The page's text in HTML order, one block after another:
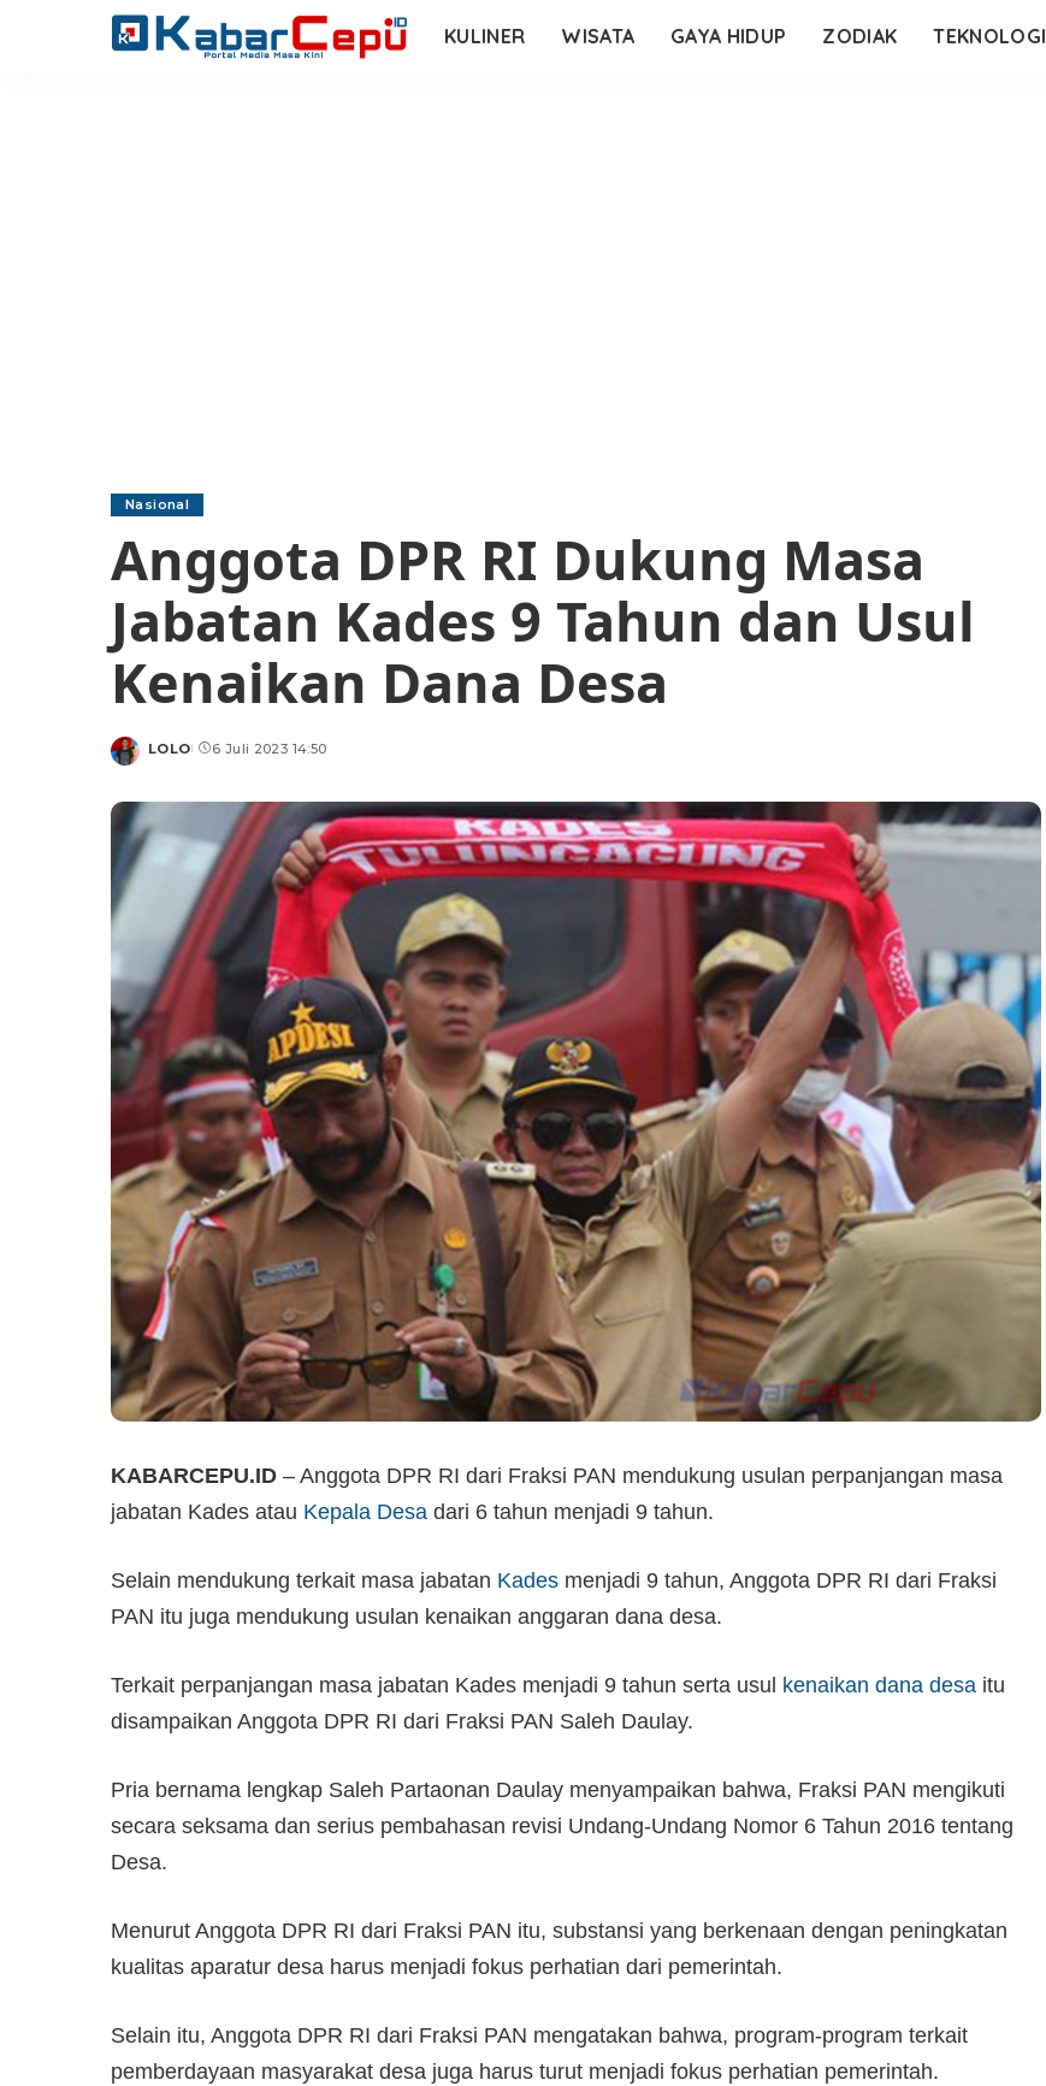
KULINER WISATA GAYA HIDUP ZODIAK TEKNOLOGI
Nasional
Anggota DPR RI Dukung Masa
Jabatan Kades 9 Tahun dan Usul
Kenaikan Dana Desa
Posted
LOLO 6 Juli 2023 14:50
KABARCEPU.ID – Anggota DPR RI dari Fraksi PAN mendukung usulan perpanjangan masa
jabatan Kades atau Kepala Desa dari 6 tahun menjadi 9 tahun.
Selain mendukung terkait masa jabatan Kades menjadi 9 tahun, Anggota DPR RI dari Fraksi
PAN itu juga mendukung usulan kenaikan anggaran dana desa.
Terkait perpanjangan masa jabatan Kades menjadi 9 tahun serta usul kenaikan dana desa itu
disampaikan Anggota DPR RI dari Fraksi PAN Saleh Daulay.
Pria bernama lengkap Saleh Partaonan Daulay menyampaikan bahwa, Fraksi PAN mengikuti
secara seksama dan serius pembahasan revisi Undang-Undang Nomor 6 Tahun 2016 tentang
Desa.
Menurut Anggota DPR RI dari Fraksi PAN itu, substansi yang berkenaan dengan peningkatan
kualitas aparatur desa harus menjadi fokus perhatian dari pemerintah.
Selain itu, Anggota DPR RI dari Fraksi PAN mengatakan bahwa, program-program terkait
pemberdayaan masyarakat desa juga harus turut menjadi fokus perhatian pemerintah.